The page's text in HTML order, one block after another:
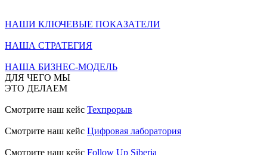
НАШИ КЛЮЧЕВЫЕ ПОКАЗАТЕЛИ
НАША СТРАТЕГИЯ
НАША БИЗНЕС-МОДЕЛЬ
ДЛЯ ЧЕГО МЫ
ЭТО ДЕЛАЕМ
Смотрите наш кейс Техпрорыв
Смотрите наш кейс Цифровая лаборатория
Смотрите наш кейс Follow Up Siberia